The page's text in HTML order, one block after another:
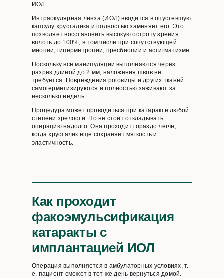
ИОЛ.
Интраокулярная линза (ИОЛ) вводится в опустевшую
капсулу хрусталика и полностью заменяет его. Это
позволяет восстановить высокую остроту зрения
вплоть до 100%, в том числе при сопутствующей
миопии, гиперметропии, пресбиопии и астигматизме.
Поскольку все манипуляции выполняются через
разрез длиной до 2 мм, наложения швов не
требуется. Повреждения роговицы и других тканей
самогерметизируются и полностью заживают за
несколько недель.
Процедура может проводиться при катаракте любой
степени зрелости. Но не стоит откладывать
операцию надолго. Она проходит гораздо легче,
когда хрусталик еще сохраняет мягкость и
эластичность.
Как проходит
факоэмульсификация
катаракты с
имплантацией ИОЛ
Операция выполняется в амбулаторных условиях, т.
е. пациент сможет в тот же день вернуться домой.